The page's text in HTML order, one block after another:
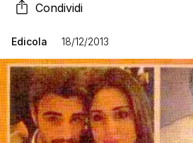
Condividi
Edicola 18/12/2013